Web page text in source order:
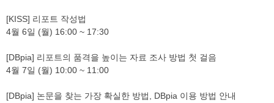
[KISS] 리포트 작성법
4월 6일 (월) 16:00 ~ 17:30
[DBpia] 리포트의 품격을 높이는 자료 조사 방법 첫 걸음
4월 7일 (월) 10:00 ~ 11:00
[DBpia] 논문을 찾는 가장 확실한 방법, DBpia 이용 방법 안내